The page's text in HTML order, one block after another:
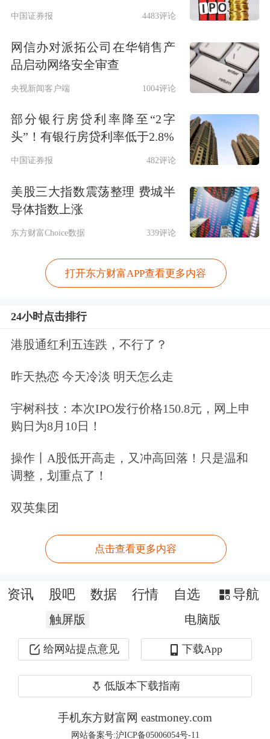
富时A50指数调整
北京时间6月3日下午，富时罗素宣布，
对富时中国50指数、富时中国A50指
数、富时中国A150指数、富时中国
A200指数、富时中国A400指数的审核
变更。
其中，富时中国A50指数纳入兆易创
新、澜起科技、东山精密、胜宏科技、
潍柴动力，删除中国建筑、海天味业、
海尔智家、平安银行、迈瑞医疗。富时
中国50指数纳入兆易创新、长飞光纤光
，删除中国铁塔
该变更将于2026年6月18日（星期四）
收盘后（即6月22日星期一）生效。6月
据悉，指数定期调整的逻辑主要基于市
值变化、流动性和财务健康等多个维
度，成份股调整与公司股价的阶段表现
高度相关。此次调整反映了A股市场行
业内人士指出，富时罗素指数是全球众
多指数型基金的跟踪基准，一旦某只股
票被纳入指数，这些以“复制指数”为目
标的基金就必须在生效日附近强制买入
该股票。这有望带来大量的、稳定的买
盘，这一现象通常在指数调整正式生效
的当天（尤其是收盘前）会非常明显。
中国证券报 4483评论
网信办对派拓公司在华销售产
品启动网络安全审查
央视新闻客户端 1004评论
部分银行房贷利率降至“2字
头”！有银行房贷利率低于2.8%
中国证券报 482评论
美股三大指数震荡整理 费城半
导体指数上涨
东方财富Choice数据 339评论
打开东方财富APP查看更多内容
24小时点击排行
港股通红利五连跌，不行了？
昨天热恋 今天冷淡 明天怎么走
宇树科技：本次IPO发行价格150.8元，网上申
购日为8月10日！
操作丨A股低开高走，又冲高回落！只是温和
调整，划重点了！
双英集团
点击查看更多内容
资讯 股吧 数据 行情 自选 导航
触屏版 电脑版
给网站提点意见 下载App
低版本下载指南
手机东方财富网 eastmoney.com
网站备案号:沪ICP备05006054号-11